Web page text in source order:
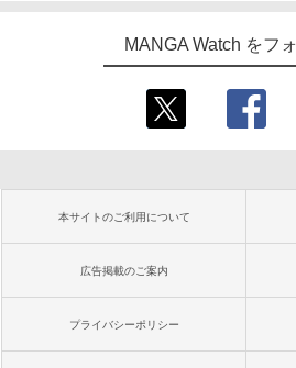
MANGA Watch をフ
本サイトのご利用について
広告掲載のご案内
プライバシーポリシー